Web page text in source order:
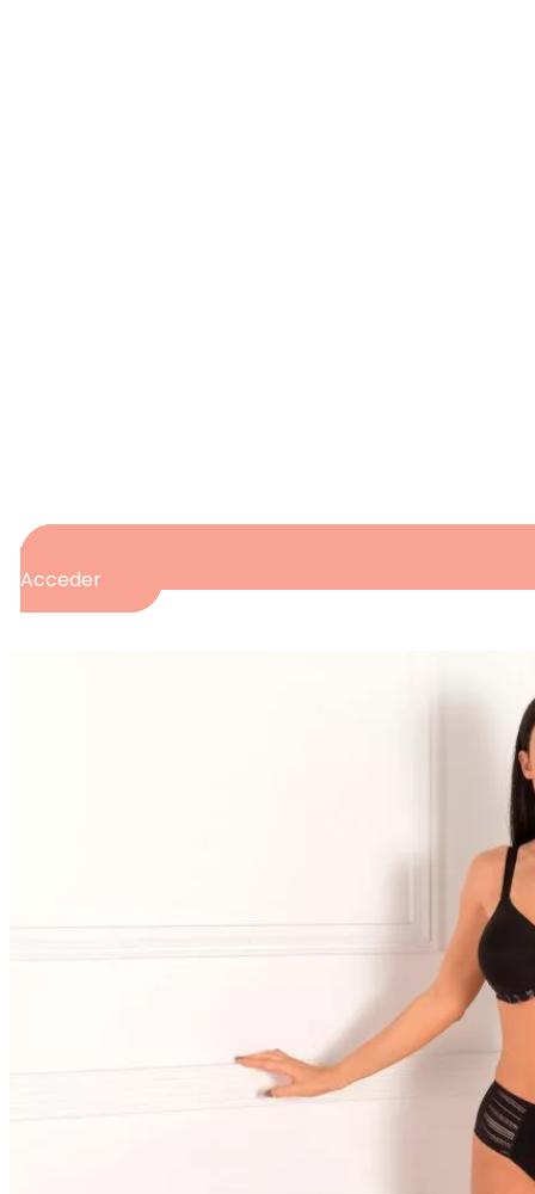
Acceder